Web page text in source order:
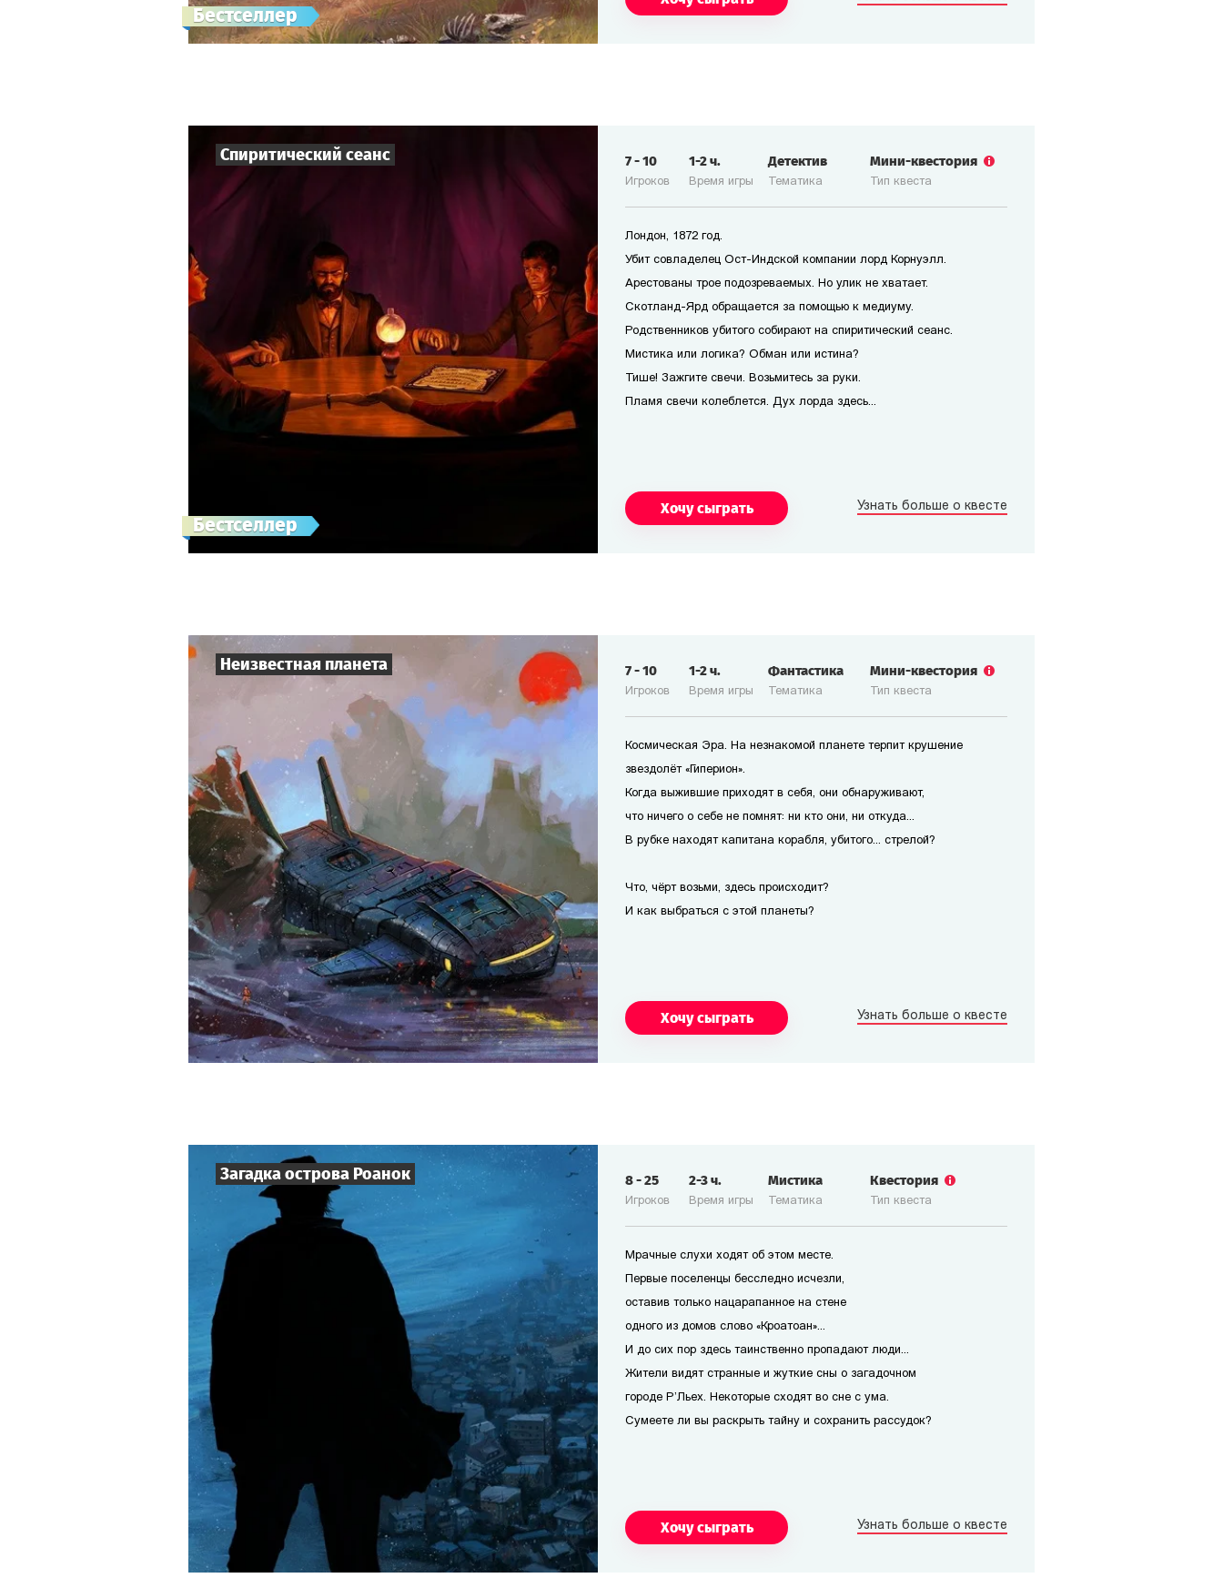
Бестселлер
Спиритический сеанс
Бестселлер
Игроков
7-10
Время игры
1-2ч.
Тематика
Детектив
Тип квеста
Мини-квестория
Лондон, 1872 год.
Убит совладелец Ост-Индской компании лорд Корнуэлл.
Арестованы трое подозреваемых. Но улик не хватает.
Скотланд-Ярд обращается за помощью к медиуму.
Родственников убитого собирают на спиритический сеанс.
Мистика или логика? Обман или истина?
Тише! Зажгите свечи. Возьмитесь за руки.
Пламя свечи колеблется. Дух лорда здесь...
Хочу сыграть Узнать больше о квесте
Неизвестная планета
Игроков
7-10
Время игры
1-2ч.
Тематика
Фантастика
Тип квеста
Мини-квестория
Космическая Эра. На незнакомой планете терпит крушение
звездолёт «Гиперион».
Когда выжившие приходят в себя, они обнаруживают,
что ничего о себе не помнят: ни кто они, ни откуда...
В рубке находят капитана корабля, убитого... стрелой?
Что, чёрт возьми, здесь происходит?
И как выбраться с этой планеты?
Хочу сыграть Узнать больше о квесте
Загадка острова Роанок
Игроков
8-25
Время игры
2-3ч.
Тематика
Мистика
Тип квеста
Квестория
Мрачные слухи ходят об этом месте.
Первые поселенцы бесследно исчезли,
оставив только нацарапанное на стене
одного из домов слово «Кроатоан»...
И до сих пор здесь таинственно пропадают люди...
Жители видят странные и жуткие сны о загадочном
городе Р’Льех. Некоторые сходят во сне с ума.
Сумеете ли вы раскрыть тайну и сохранить рассудок?
Хочу сыграть Узнать больше о квесте